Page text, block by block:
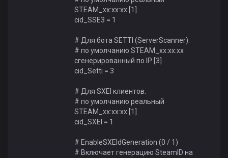
STEAM_xx:xx:xx [1]
cid_SSE3 = 1
# Для бота SETTI (ServerScanner):
# по умолчанию STEAM_xx:xx:xx
сгенерированный по IP [3]
cid_Setti = 3
# Для SXEI клиентов:
# по умолчанию реальный
STEAM_xx:xx:xx [1]
cid_SXEI = 1
# EnableSXEIdGeneration (0 / 1)
# Включает генерацию SteamID на